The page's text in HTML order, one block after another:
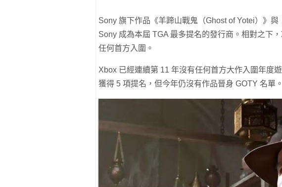
Sony 旗下作品《羊蹄山戰鬼（Ghost of Yotei）》
Sony 成為本屆 TGA 最多提名的發行商。相對之下
任何首方入圍。
Xbox 已經連續第 11 年沒有任何首方大作入圍年度
獲得 5 項提名，但今年仍沒有作品晉身 GOTY 名單。